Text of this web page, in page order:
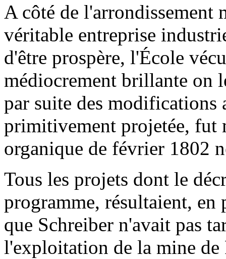
A côté de l'arrondissement
véritable entreprise
d'être prospère, l'École
médiocrement brillante on
par suite des modifications
primitivement projetée, fut
organique de février 1802
Tous les projets dont le
programme, résultaient, en
que Schreiber n'avait pas
l'exploitation de la mine